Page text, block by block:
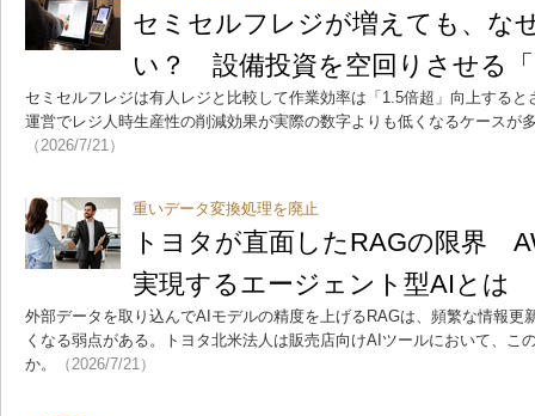
セミセルフレジが増えても、な
い？ 設備投資を空回りさせる
セミセルフレジは有人レジと比較して作業効率は「1.5倍超」向上する
運営でレジ人時生産性の削減効果が実際の数字よりも低くなるケースが
（2026/7/21）
重いデータ変換処理を廃止
トヨタが直面したRAGの限界
実現するエージェント型AIとは
外部データを取り込んでAIモデルの精度を上げるRAGは、頻繁な情報更
くなる弱点がある。トヨタ北米法人は販売店向けAIツールにおいて、こ
か。
（2026/7/21）